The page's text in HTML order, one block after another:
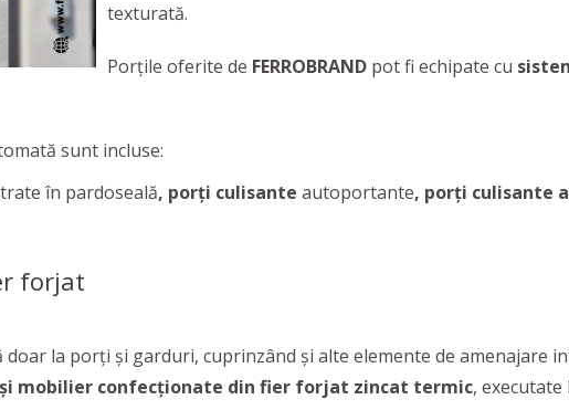
texturată.
Porțile oferite de FERROBRAND pot fi echipate cu
sunt incluse:
în pardoseală, porți culisante autoportante, porți culisante
forjat
la porți și garduri, cuprinzând și alte elemente de amenajare
mobilier confecționate din fier forjat zincat termic, executate